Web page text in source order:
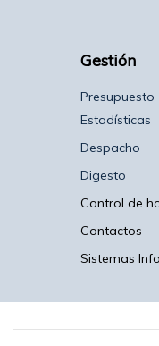
Gestión
Presupuesto
Estadísticas
Despacho
Digesto
Control de
Contactos
Sistemas